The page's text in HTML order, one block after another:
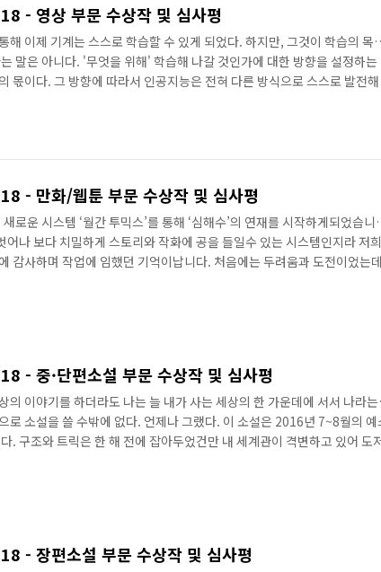
- 영상 부문 수상작 및 심사평
해 이제 기계는 스스로 학습할 수 있게 되었다. 하지만, 그것이 학습의 목
말은 아니다. '무엇을 위해' 학습해 나갈 것인가에 대한 방향을 설정하는
몫이다. 그 방향에 따라서 인공지능은 전혀 다른 방식으로 스스로 발전해
능에게 어떤 가치를 심어주어야하는지 고민해야 하는 이유이다. 초기 단계
사 소개 《오제이티》 심사평 중에서 OJT는 A.I.가 당장 우리의 현실 안
- 만화/웹툰 부문 수상작 및 심사평
로운 시스템 ‘월간 투믹스’를 통해 ‘심해수’의 연재를 시작하게되었습니
어나 보다 치밀하게 스토리와 작화에 공을 들일수 있는 시스템인지라 저희
감사하며 작업에 임했던 기억이납니다. 처음에는 두려움과 도전이었는데
전은 보람으로 바뀌는 것 같습니다. ‘심해수’는 운석 충돌 이후 해수면이 높
- 중·단편소설 부문 수상작 및 심사평
의 이야기를 하더라도 나는 늘 내가 사는 세상의 한 가운데에 서서 나라는
로 소설을 쓸 수밖에 없다. 언제나 그랬다. 이 소설은 2016년 7~8월의 예
. 구조와 트릭은 한 해 전에 잡아두었건만 내 세계관이 격변하고 있어 도
합리를 더욱 절대적인 몰이해성을 가진 인격에 이입하는 것으로 이해하고
- 장편소설 부문 수상작 및 심사평